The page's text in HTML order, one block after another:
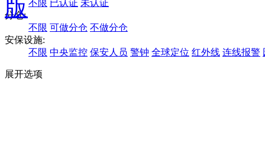
不限 已认证 未认证
分仓:
不限 可做分仓 不做分仓
安保设施:
不限 中央监控 保安人员 警钟 全球定位 红外线 连线报警
展开选项
版